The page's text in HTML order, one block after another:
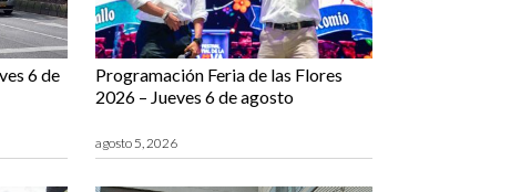
6 de
Programación Feria de las Flores
2026 – Jueves 6 de agosto
agosto 5, 2026